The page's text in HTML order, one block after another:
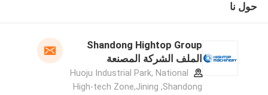
حول نا
Shandong Hightop Group
الملف الشركة المصنعة
Huoju Industrial Park, National
High-tech Zone,Jining ,Shandong